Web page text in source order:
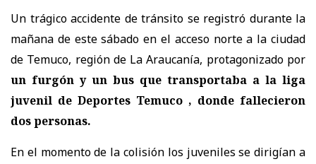
Un trágico accidente de tránsito se registró durante la
mañana de este sábado en el acceso norte a la ciudad
de Temuco, región de La Araucanía, protagonizado por
un furgón y un bus que transportaba a la liga
juvenil de Deportes Temuco , donde fallecieron
dos personas.
En el momento de la colisión los juveniles se dirigían a